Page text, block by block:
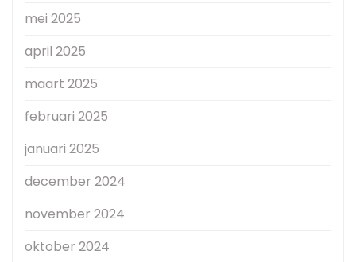
mei 2025
april 2025
maart 2025
februari 2025
januari 2025
december 2024
november 2024
oktober 2024